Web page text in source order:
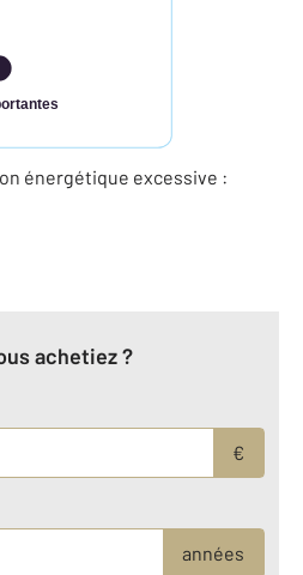
énergétique excessive :
achetiez ?
€
années